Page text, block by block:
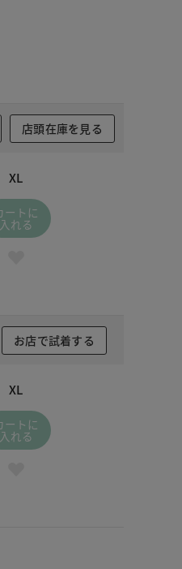
店頭在庫を見る
XL
ートに
入れる
お店で試着する
XL
ートに
入れる